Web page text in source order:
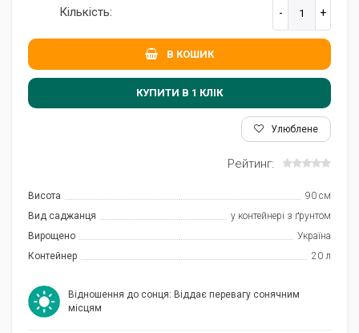
Кількість:
В КОШИК
КУПИТИ В 1 КЛIК
Улюблене
Рейтинг:
Висота
90 см
Вид саджанця
у контейнері з ґрунтом
Вирощено
Україна
Контейнер
20 л
Відношення до сонця: Віддає перевагу сонячним
місцям